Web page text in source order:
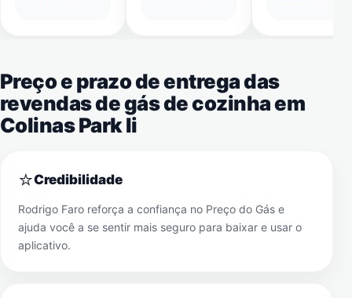
Preço e prazo de entrega das
revendas de gás de cozinha em
Colinas Park Ii
⭐Credibilidade
Rodrigo Faro reforça a confiança no Preço do Gás e
ajuda você a se sentir mais seguro para baixar e usar o
aplicativo.